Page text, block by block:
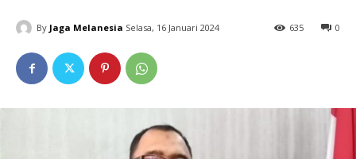
By Jaga Melanesia Selasa, 16 Januari 2024 0
635